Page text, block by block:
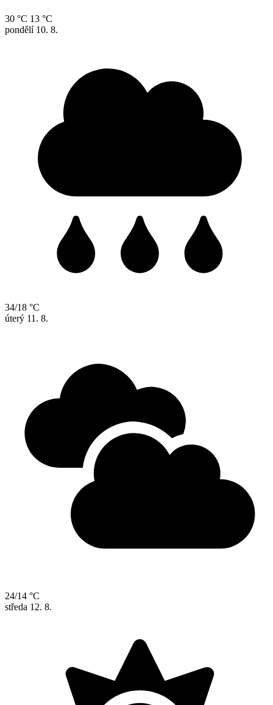
30 °C 13 °C
pondělí 10. 8.
34/18 °C
úterý 11. 8.
24/14 °C
středa 12. 8.